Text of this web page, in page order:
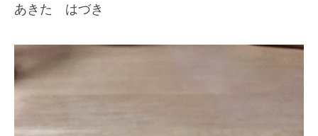
あきた はづき